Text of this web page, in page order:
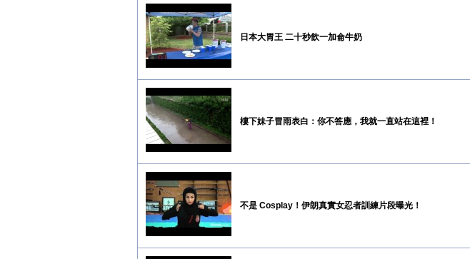
日本大胃王 二十秒飲一加侖牛奶
樓下妹子冒雨表白：你不答應，我就一直站在這裡！
不是 Cosplay！伊朗真實女忍者訓練片段曝光！